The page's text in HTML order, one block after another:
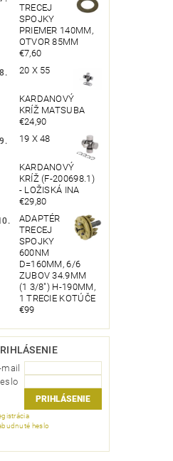
TRECEJ
SPOJKY
PRIEMER 140MM,
OTVOR 85MM
€7,60
20 X 55
KARDANOVÝ
KRÍŽ MATSUBA
€24,90
19 X 48
KARDANOVÝ
KRÍŽ (F-200698.1)
- LOŽISKÁ INA
€29,80
ADAPTÉR
TRECEJ
SPOJKY
600NM
D=160MM, 6/6
ZUBOV 34.9MM
(1 3/8") H-190MM,
1 TRECIE KOTÚČE
€99
mail
heslo